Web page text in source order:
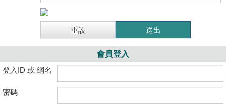
會員登入
登入ID 或 網名
密碼